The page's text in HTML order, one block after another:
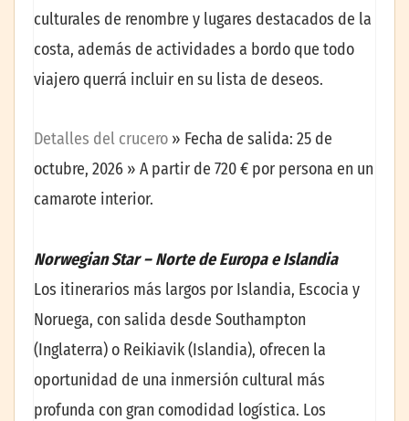
culturales de renombre y lugares destacados de la
costa, además de actividades a bordo que todo
viajero querrá incluir en su lista de deseos.
Detalles del crucero » Fecha de salida: 25 de
octubre, 2026 » A partir de 720 € por persona en un
camarote interior.
Norwegian Star – Norte de Europa e Islandia
Los itinerarios más largos por Islandia, Escocia y
Noruega, con salida desde Southampton
(Inglaterra) o Reikiavik (Islandia), ofrecen la
oportunidad de una inmersión cultural más
profunda con gran comodidad logística. Los